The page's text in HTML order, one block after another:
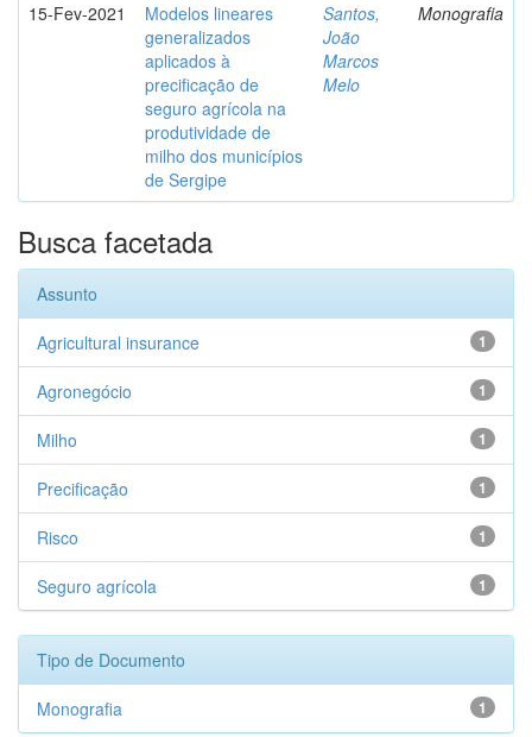
15-Fev-2021
Modelos lineares
generalizados
aplicados à
precificação de
seguro agrícola na
produtividade de
milho dos municípios
de Sergipe
Santos,
João
Marcos
Melo
Monografia
Busca facetada
Assunto
1
Agricultural insurance
1
Agronegócio
1
Milho
1
Precificação
1
Risco
1
Seguro agrícola
Tipo de Documento
1
Monografia